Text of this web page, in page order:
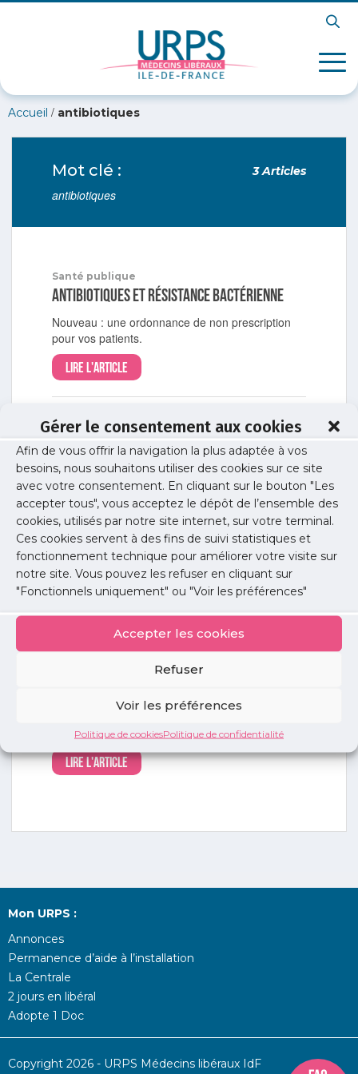
Gérer le consentement aux cookies
Afin de vous offrir la navigation la plus adaptée à vos
besoins, nous souhaitons utiliser des cookies sur ce site
avec votre consentement. En cliquant sur le bouton "Les
accepter tous", vous acceptez le dépôt de l’ensemble des
cookies, utilisés par notre site internet, sur votre terminal.
Ces cookies servent à des fins de suivi statistiques et
fonctionnement technique pour améliorer votre visite sur
notre site. Vous pouvez les refuser en cliquant sur
"Fonctionnels uniquement" ou "Voir les préférences"
Accepter les cookies
Refuser
Voir les préférences
Politique de cookiesPolitique de confidentialité
Accueil / antibiotiques
Mot clé : 3 Articles
antibiotiques
Santé publique
Antibiotiques et résistance bactérienne
Nouveau : une ordonnance de non prescription
pour vos patients.
Lire l'article
Études / Enquêtes/ Exercice professionnel/
Publications/ Santé publique
Antibiotiques : perceptions et pratiques
chez les patients
Double enquête de l'URPS en partenariat avec
France Assos Santé Ile-de-France.
Lire l'article
Pour les médecins non plus, « les
antibiotiques, c’est pas automatique »
Le troisième « plan national 2011-2016 d’alerte
publique majeure : le nombre croissant de
situations d’impasse thérapeutique du fait du
développement des résistances aux ...
Lire l'article
Mon URPS :
Annonces
Permanence d’aide à l’installation
La Centrale
2 jours en libéral
Adopte 1 Doc
Copyright 2026 - URPS Médecins libéraux IdF